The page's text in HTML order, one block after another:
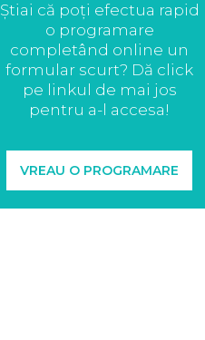
Știai că poți efectua rapid
o programare
completând online un
formular scurt? Dă click
pe linkul de mai jos
pentru a-l accesa!
VREAU O PROGRAMARE